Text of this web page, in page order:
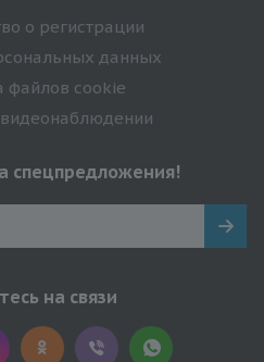
о регистрации
данных
файлов cookie
спецпредложения!
на связи